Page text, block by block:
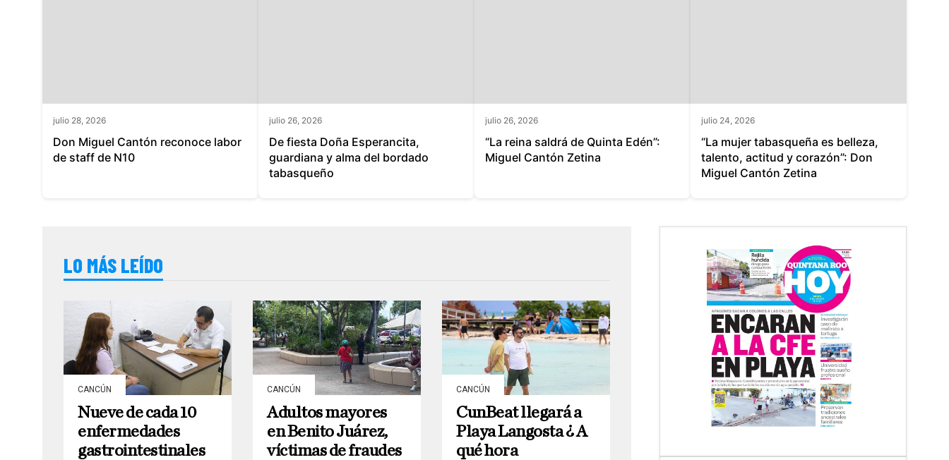
julio 28, 2026
Don Miguel Cantón reconoce labor
de staff de N10
julio 26, 2026
De fiesta Doña Esperancita,
guardiana y alma del bordado
tabasqueño
julio 26, 2026
“La reina saldrá de Quinta Edén”:
Miguel Cantón Zetina
julio 24, 2026
“La mujer tabasqueña es belleza,
talento, actitud y corazón”: Don
Miguel Cantón Zetina
LO MÁS LEÍDO
CANCÚN
Nueve de cada 10
enfermedades
gastrointestinales
CANCÚN
Adultos mayores
en Benito Juárez,
víctimas de fraudes
CANCÚN
CunBeat llegará a
Playa Langosta ¿ A
qué hora